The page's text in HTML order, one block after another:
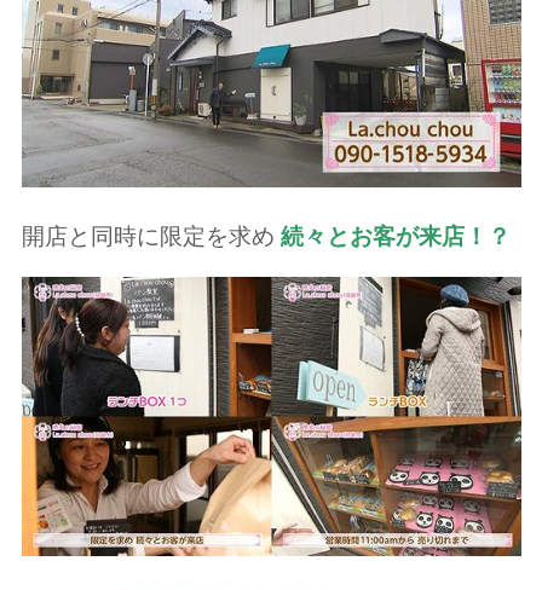
開店と同時に限定を求め 続々とお客が来店！？